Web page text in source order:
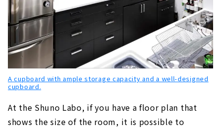
A cupboard with ample storage capacity and a well-designed
cupboard.
At the Shuno Labo, if you have a floor plan that
shows the size of the room, it is possible to